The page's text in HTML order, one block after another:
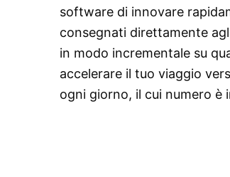
software di innovare
consegnati direttamente
in modo incrementale su
accelerare il tuo viaggio
ogni giorno, il cui numero è